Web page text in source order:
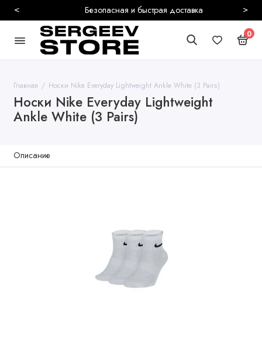
Безопасная и быстрая доставка
< >
0
Главная Носки Nike Everyday Lightweight Ankle White (3 Pairs)
Носки Nike Everyday Lightweight
Ankle White (3 Pairs)
Описание